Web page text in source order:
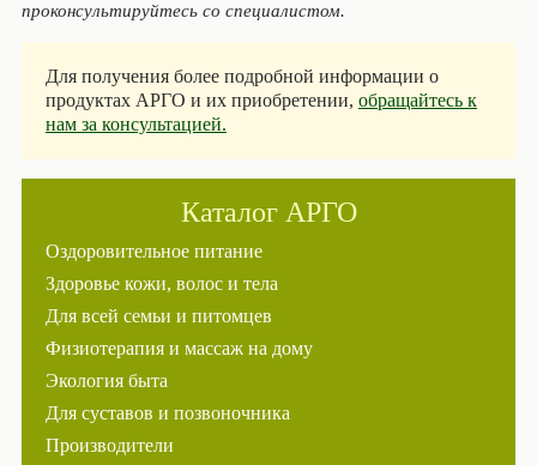
проконсультируйтесь со специалистом.
Для получения более подробной информации о
продуктах АРГО и их приобретении, обращайтесь к
нам за консультацией.
Каталог АРГО
Оздоровительное питание
Здоровье кожи, волос и тела
Для всей семьи и питомцев
Физиотерапия и массаж на дому
Экология быта
Для суставов и позвоночника
Производители